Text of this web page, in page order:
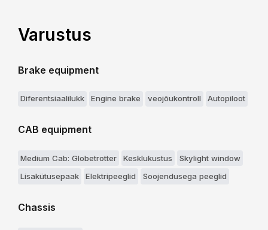
Varustus
Brake equipment
Diferentsiaalilukk Engine brake veojõukontroll Autopiloot
CAB equipment
Medium Cab: Globetrotter Kesklukustus
Skylight window
Lisakütusepaak
Elektripeeglid Soojendusega peeglid
Chassis